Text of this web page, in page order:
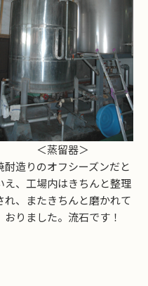
＜蒸留器＞
酎造りのオフシーズンだと
え、工場内はきちんと整理
れ、またきちんと磨かれて
おりました。流石です！